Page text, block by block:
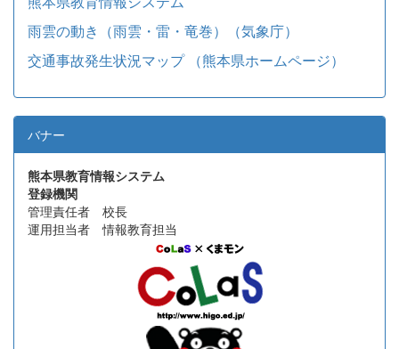
雨雲の動き（雨雲・雷・竜巻）（気象庁）
交通事故発生状況マップ （熊本県ホームページ）
バナー
熊本県教育情報システム
登録機関
管理責任者 校長
運用担当者 情報教育担当